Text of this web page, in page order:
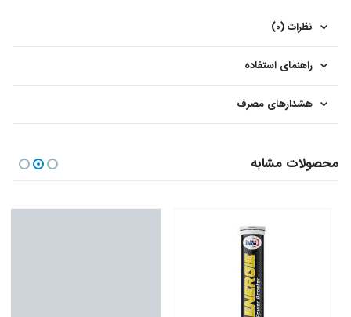
نظرات (0)
راهنمای استفاده
هشدارهای مصرف
محصولات مشابه